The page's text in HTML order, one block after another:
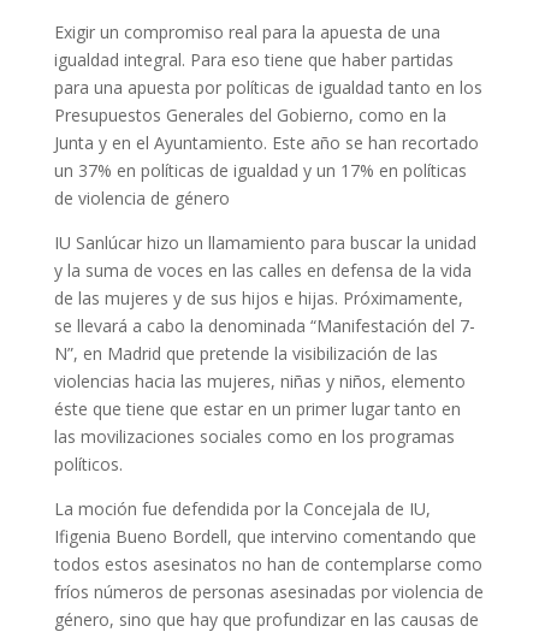
Exigir un compromiso real para la apuesta de una
igualdad integral. Para eso tiene que haber partidas
para una apuesta por políticas de igualdad tanto en los
Presupuestos Generales del Gobierno, como en la
Junta y en el Ayuntamiento. Este año se han recortado
un 37% en políticas de igualdad y un 17% en políticas
de violencia de género
IU Sanlúcar hizo un llamamiento para buscar la unidad
y la suma de voces en las calles en defensa de la vida
de las mujeres y de sus hijos e hijas. Próximamente,
se llevará a cabo la denominada “Manifestación del 7-
N”, en Madrid que pretende la visibilización de las
violencias hacia las mujeres, niñas y niños, elemento
éste que tiene que estar en un primer lugar tanto en
las movilizaciones sociales como en los programas
políticos.
La moción fue defendida por la Concejala de IU,
Ifigenia Bueno Bordell, que intervino comentando que
todos estos asesinatos no han de contemplarse como
fríos números de personas asesinadas por violencia de
género, sino que hay que profundizar en las causas de